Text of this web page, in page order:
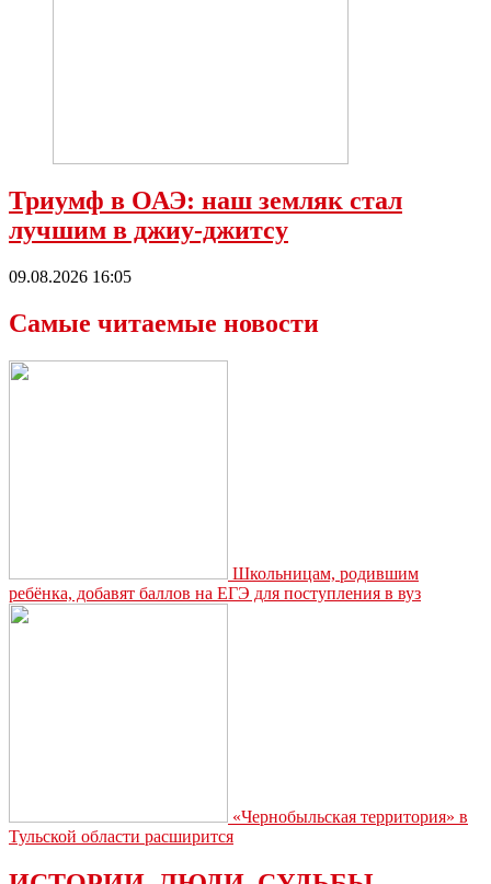
Триумф в ОАЭ: наш земляк стал
лучшим в джиу-джитсу
09.08.2026 16:05
Самые читаемые новости
Школьницам, родившим
ребёнка, добавят баллов на ЕГЭ для поступления в вуз
«Чернобыльская территория» в
Тульской области расширится